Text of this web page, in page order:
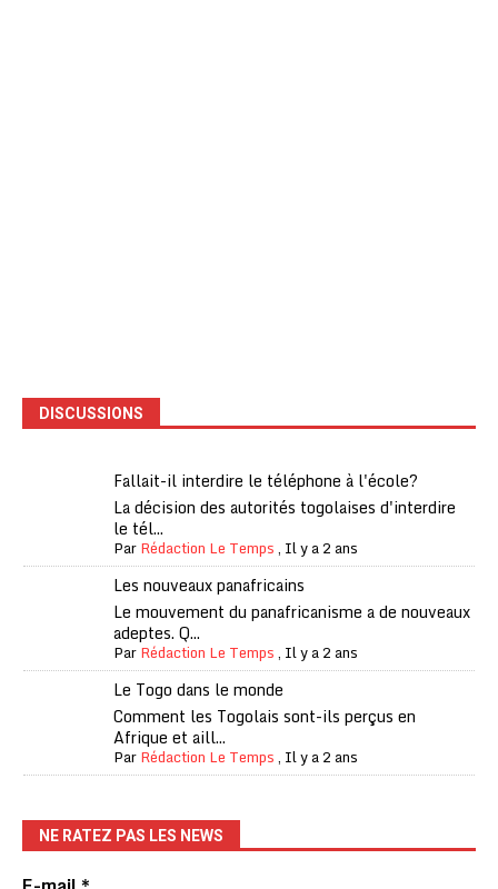
DISCUSSIONS
Fallait-il interdire le téléphone à l'école?
La décision des autorités togolaises d'interdire
le tél...
ParRédaction Le Temps, Il y a 2 ans
Les nouveaux panafricains
Le mouvement du panafricanisme a de nouveaux
adeptes. Q...
ParRédaction Le Temps, Il y a 2 ans
Le Togo dans le monde
Comment les Togolais sont-ils perçus en
Afrique et aill...
ParRédaction Le Temps, Il y a 2 ans
NE RATEZ PAS LES NEWS